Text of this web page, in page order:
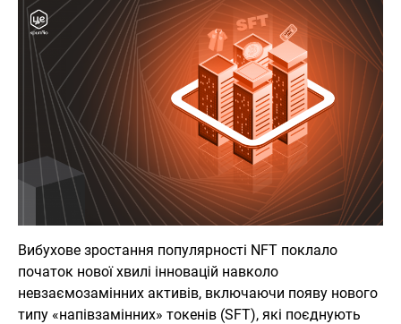
Словник
FAQ
Донати
Про ЦеКрипто
Увійти | Реєстрація
Вибухове зростання популярності NFT поклало
початок нової хвилі інновацій навколо
невзаємозамінних активів, включаючи появу нового
типу «напівзамінних» токенів (SFT), які поєднують